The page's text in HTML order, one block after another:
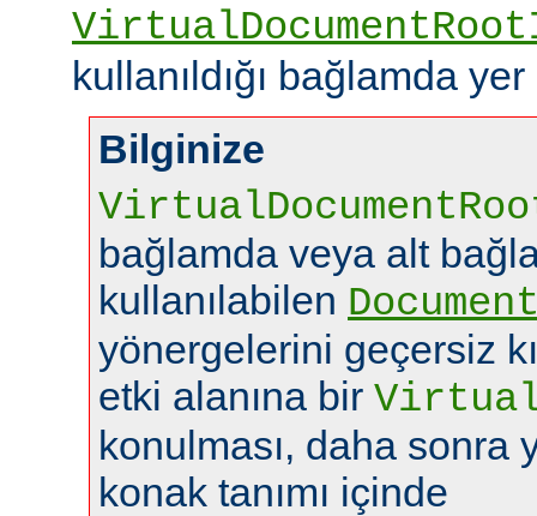
kullanıldığı bağlamda
Bilginize
bağlamda veya alt
kullanılabilen
yönergelerini geçersiz
etki alanına bir
konulması, daha sonra
konak tanımı içinde